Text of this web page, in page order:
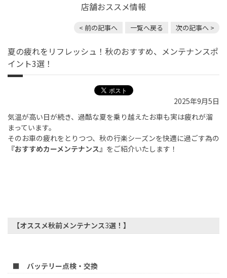
店舗おススメ情報
< 前の記事へ 一覧へ戻る 次の記事へ >
夏の疲れをリフレッシュ！秋のおすすめ、メンテナンスポ
イント3選！
2025年9月5日
気温が高い日が続き、過酷な夏を乗り越えたお車も実は疲れが溜
まっています。
そのお車の疲れをとりつつ、秋の行楽シーズンを快適に過ごす為の
『おすすめカーメンテナンス』 をご紹介いたします！
【オススメ秋前メンテナンス3選！】
■ バッテリー点検・交換